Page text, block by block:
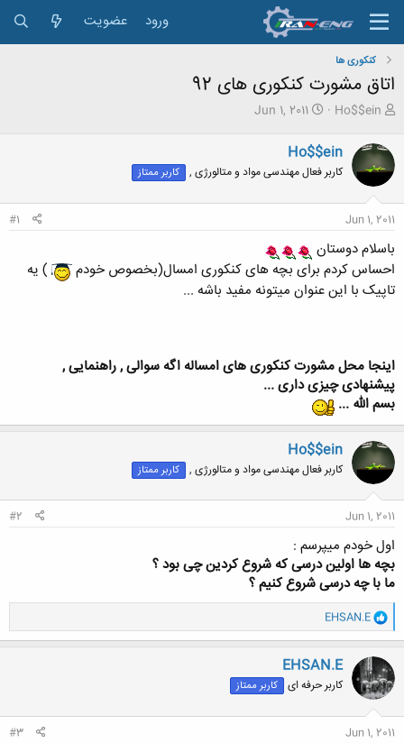
ورود عضویت
کنکوری ها
اتاق مشورت کنکوری های 92
ش
و
ع
ک
ن
ن
د
م
و
ض
Ho$$ein
ت
ر
ی
خ
ر
Jun 1, 2011
Ho$$ein
کاربر فعال مهندسی مواد و متالورژی , کاربر ممتاز
Jun 1, 2011
#1
باسلام دوستان
احساس کردم برای بچه های کنکوری امسال(بخصوص خودم
) یه
تاپیک با این عنوان میتونه مفید باشه ...
اینجا محل مشورت کنکوری های امساله اگه سوالی , راهنمایی ,
پیشنهادی چیزی داری ...
بسم الله ...
Ho$$ein
کاربر فعال مهندسی مواد و متالورژی , کاربر ممتاز
Jun 1, 2011
#2
اول خودم میپرسم :
بچه ها اولین درسی که شروع کردین چی بود ؟
ما با چه درسی شروع کنیم ؟
و
ا
ک
ن
ش
ه
ا
EHSAN.E
EHSAN.E
کاربر حرفه ای کاربر ممتاز
Jun 1, 2011
#3